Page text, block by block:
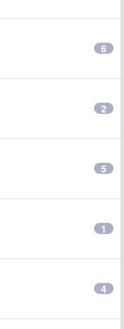
6
2
5
1
4